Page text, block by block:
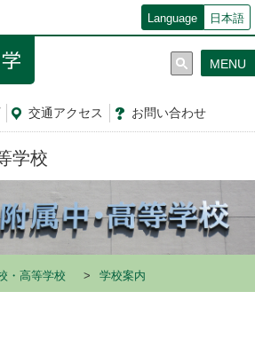
Language 日本語
交通アクセス お問い合わせ
MENU
学校
・高等学校 学校案内